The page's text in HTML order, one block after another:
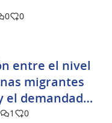
0 0
entre el nivel
migrantes
el demandado
1 0